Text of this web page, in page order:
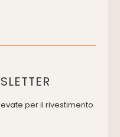
wc
per il rivestimento